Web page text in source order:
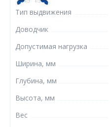
Тип выдвижения
Доводчик
Допустимая нагрузка
Ширина, мм
Глубина, мм
Высота, мм
Вес